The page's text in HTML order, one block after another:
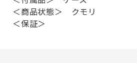
＜商品状態＞ クモリ
＜保証＞